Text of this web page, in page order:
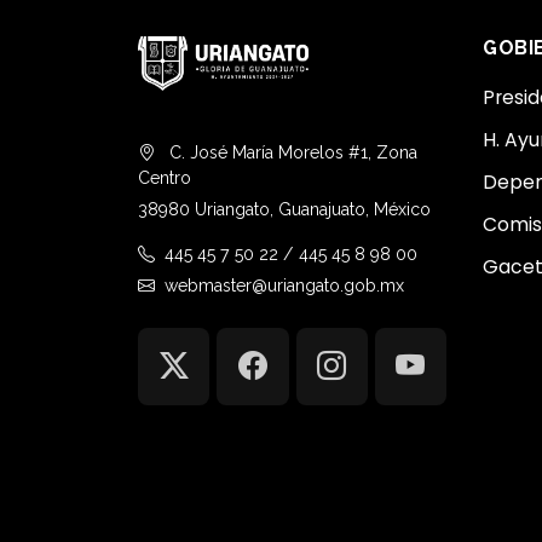
C. José María Morelos #1, Zona
Centro
38980 Uriangato, Guanajuato, México
445 45 7 50 22 / 445 45 8 98 00
webmaster@uriangato.gob.mx
H.